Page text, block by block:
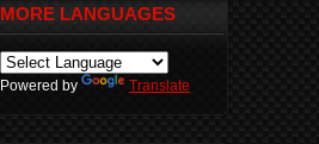
MORE LANGUAGES
Powered by Translate